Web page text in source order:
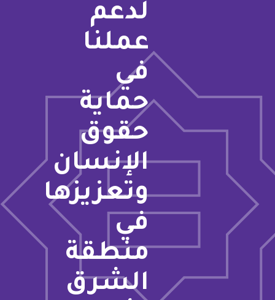
لدعم
عملنا
في
حماية
حقوق
الإنسان
وتعزيزها
في
منطقة
الشرق